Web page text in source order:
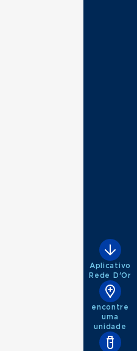
Aplicativo
Rede D'Or
encontre
uma
unidade